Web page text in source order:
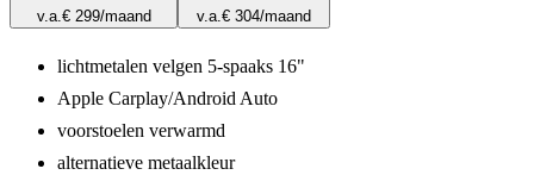
v.a.€ 299/maand
v.a.€ 304/maand
lichtmetalen velgen 5-spaaks 16"
Apple Carplay/Android Auto
voorstoelen verwarmd
alternatieve metaalkleur